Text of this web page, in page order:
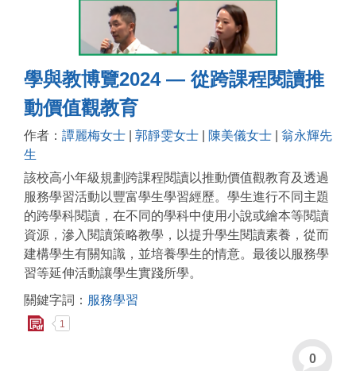
學與教博覽2024 — 從跨課程閱讀推
動價值觀教育
作者： 譚麗梅女士 郭靜雯女士 陳美儀女士
翁永輝先
生
該校高小年級規劃跨課程閱讀以推動價值觀教育及透過
服務學習活動以豐富學生學習經歷。學生進行不同主題
的跨學科閱讀，在不同的學科中使用小說或繪本等閱讀
資源，滲入閱讀策略教學，以提升學生閱讀素養，從而
建構學生有關知識，並培養學生的情意。最後以服務學
習等延伸活動讓學生實踐所學。
關鍵字詞： 服務學習
1
0